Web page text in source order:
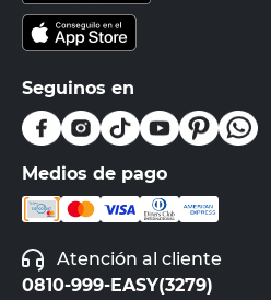
Seguinos en
Medios de pago
Atención al cliente
0810-999-EASY(3279)